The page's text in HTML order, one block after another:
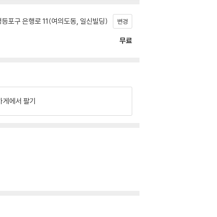
포구 은행로 11(여의도동, 일신빌딩) 변경
무료
게에서 팔기